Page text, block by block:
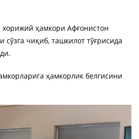
ҳамкори Афғонистон
чиқиб, ташкилот тўғрисида
ҳамкорлик белгисини